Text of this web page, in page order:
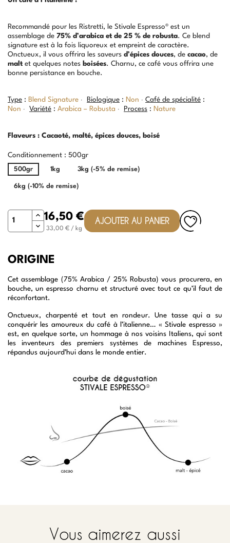
Recommandé pour les Ristretti, le Stivale Espresso® est un
assemblage de 75% d’arabica et de 25 % de robusta. Ce blend
signature est à la fois liquoreux et empreint de caractère.
Onctueux, il vous offrira les saveurs d’épices douces, de cacao, de
malt et quelques notes boisées. Charnu, ce café vous offrira une
bonne persistance en bouche.
Type : Blend Signature · Biologique : Non · Café de spécialité :
Non · Variété : Arabica – Robusta · Process : Nature
Flaveurs : Cacaoté, malté, épices douces, boisé
Conditionnement : 500gr
500gr 1kg 3kg (-5% de remise)
6kg (-10% de remise)
Quantité 16,50 €
33,00 € / kg
AJOUTER AU PANIER
ORIGINE
Cet assemblage (75% Arabica / 25% Robusta) vous procurera, en
bouche, un espresso charnu et structuré avec tout ce qu’il faut de
réconfortant.
Onctueux, charpenté et tout en rondeur. Une tasse qui a su
conquérir les amoureux du café à l’italienne… « Stivale espresso »
est, en quelque sorte, un hommage à nos voisins Italiens, qui sont
les inventeurs des premiers systèmes de machines Espresso,
répandus aujourd’hui dans le monde entier.
Vous aimerez aussi